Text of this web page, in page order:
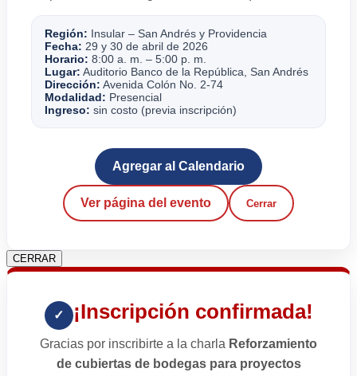
Región: Insular – San Andrés y Providencia
Fecha: 29 y 30 de abril de 2026
Horario: 8:00 a. m. – 5:00 p. m.
Lugar: Auditorio Banco de la República, San Andrés
Dirección: Avenida Colón No. 2-74
Modalidad: Presencial
Ingreso: sin costo (previa inscripción)
Agregar al Calendario
Ver página del evento Cerrar
CERRAR
✓ ¡Inscripción confirmada!
Gracias por inscribirte a la charla Reforzamiento
de cubiertas de bodegas para proyectos